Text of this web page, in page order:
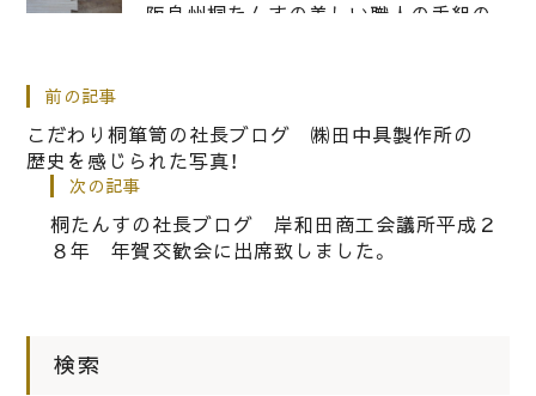
阪泉州桐たんすの美しい職人の手組の
2017.03.30| 社長ブログ
桐箪笥の社長ブログ 今年も続々と新
た。
前の記事
こだわり桐箪笥の社長ブログ ㈱田中具製作所の
歴史を感じられた写真！
次の記事
桐たんすの社長ブログ 岸和田商工会議所平成２
８年 年賀交歓会に出席致しました。
検索